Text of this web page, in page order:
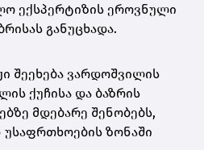
ექსპერტიზის ეროვნული
განუცხადა.
შეეხება ვარდოშვილის
ქუჩისა და ბაზრის
მდებარე შენობებს,
ზონაში